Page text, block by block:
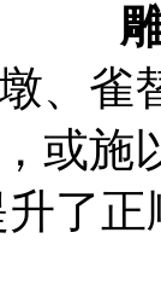
、雀
或施
了